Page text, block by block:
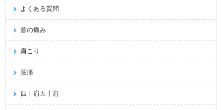
よくある質問
首の痛み
肩こり
腰痛
四十肩五十肩